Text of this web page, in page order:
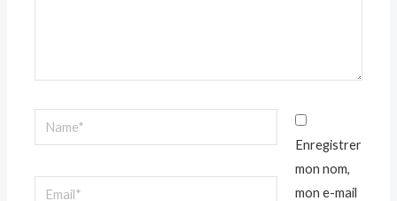
Name*
Email*
Enregistrer
mon nom,
mon e-mail